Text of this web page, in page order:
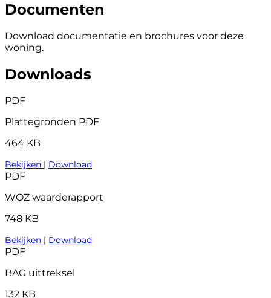
Documenten
Download documentatie en brochures voor deze
woning.
Downloads
PDF
Plattegronden PDF
464 KB
Bekijken | Download
PDF
WOZ waarderapport
748 KB
Bekijken | Download
PDF
BAG uittreksel
132 KB